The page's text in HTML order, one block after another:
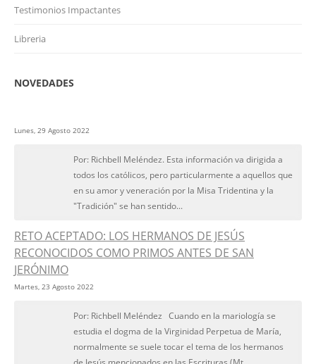
Testimonios Impactantes
Libreria
NOVEDADES
Lunes, 29 Agosto 2022
Por: Richbell Meléndez. Esta información va dirigida a
todos los católicos, pero particularmente a aquellos que
en su amor y veneración por la Misa Tridentina y la
"Tradición" se han sentido...
RETO ACEPTADO: LOS HERMANOS DE JESÚS
RECONOCIDOS COMO PRIMOS ANTES DE SAN
JERÓNIMO
Martes, 23 Agosto 2022
Por: Richbell Meléndez Cuando en la mariología se
estudia el dogma de la Virginidad Perpetua de María,
normalmente se suele tocar el tema de los hermanos